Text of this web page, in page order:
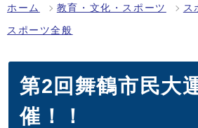
ホーム 教育・文化・スポーツ ス
スポーツ全般
第2回舞鶴市民大
催！！